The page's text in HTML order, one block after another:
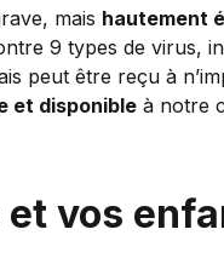
mais hautement
9 types de virus,
peut être reçu à
et disponible à notre
et vos